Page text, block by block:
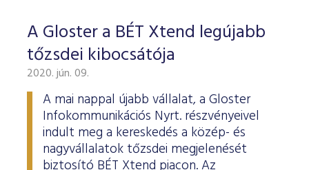
A Gloster a BÉT Xtend legújabb
tőzsdei kibocsátója
2020. jún. 09.
A mai nappal újabb vállalat, a Gloster
Infokommunikációs Nyrt. részvényeivel
indult meg a kereskedés a közép- és
nagyvállalatok tőzsdei megjelenését
biztosító BÉT Xtend piacon. Az